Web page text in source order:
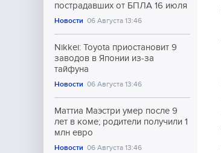
пострадавших от БПЛА 16 июля
Новости 06 Августа 13:46
Nikkei: Toyota приостановит 9
заводов в Японии из-за
тайфуна
Новости 06 Августа 13:46
Маттиа Маэстри умер после 9
лет в коме; родители получили 1
млн евро
Новости 06 Августа 13:46